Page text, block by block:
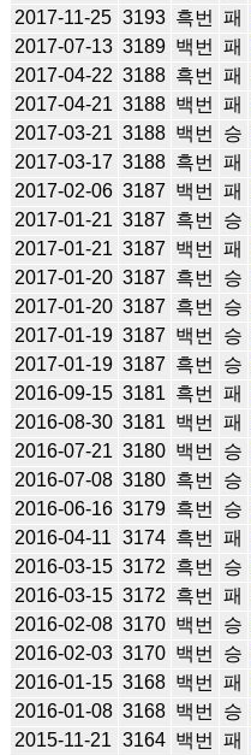
2017-11-25 3193 흑번 패
2017-07-13 3189 백번 패
2017-04-22 3188 흑번 패
2017-04-21 3188 백번 패
2017-03-21 3188 백번 승
2017-03-17 3188 흑번 패
2017-02-06 3187 백번 패
2017-01-21 3187 흑번 승
2017-01-21 3187 백번 패
2017-01-20 3187 흑번 승
2017-01-20 3187 흑번 승
2017-01-19 3187 백번 승
2017-01-19 3187 흑번 승
2016-09-15 3181 흑번 패
2016-08-30 3181 백번 패
2016-07-21 3180 백번 승
2016-07-08 3180 흑번 승
2016-06-16 3179 흑번 승
2016-04-11 3174 흑번 패
2016-03-15 3172 흑번 승
2016-03-15 3172 흑번 패
2016-02-08 3170 백번 승
2016-02-03 3170 백번 승
2016-01-15 3168 백번 패
2016-01-08 3168 백번 승
2015-11-21 3164 백번 패